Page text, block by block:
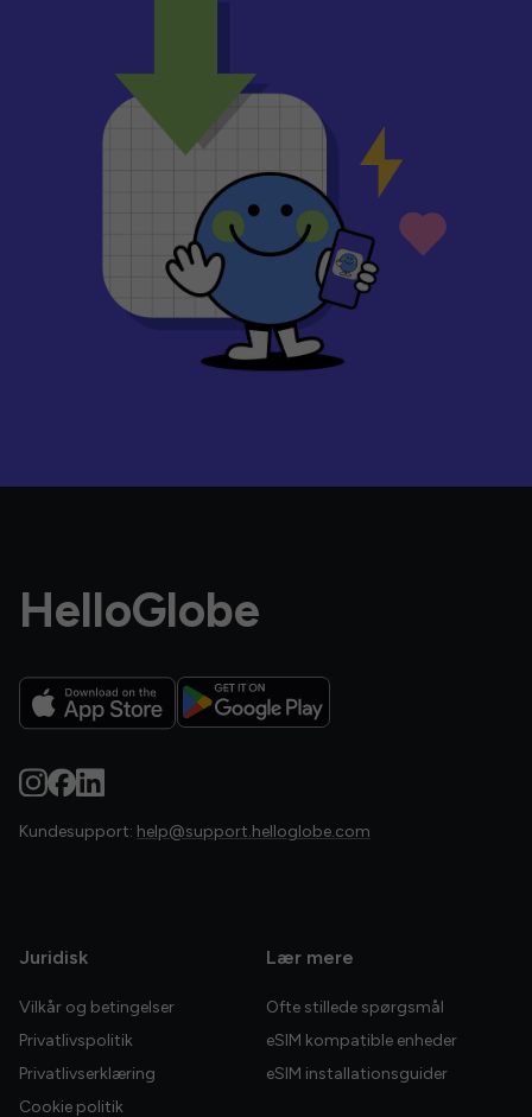
HelloGlobe
Kundesupport: help@support.helloglobe.com
Juridisk
Vilkår og betingelser
Privatlivspolitik
Privatlivserklæring
Cookie politik
Lær mere
Ofte stillede spørgsmål
eSIM kompatible enheder
eSIM installationsguider